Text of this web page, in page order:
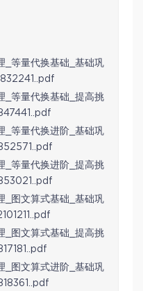
_等量代换基础_基础巩
_等量代换基础_提高挑
_等量代换进阶_基础巩
_等量代换进阶_提高挑
_图文算式基础_基础巩
_图文算式基础_提高挑
_图文算式进阶_基础巩